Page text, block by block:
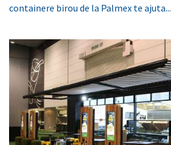
containere birou de la Palmex te ajuta...